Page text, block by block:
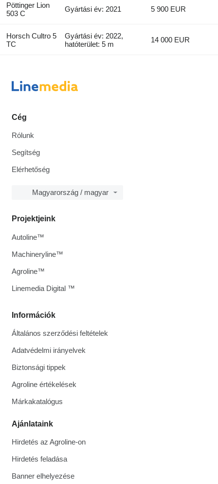
Pöttinger Lion
503 C
Gyártási év: 2021 5 900 EUR
Horsch Cultro 5
TC
Gyártási év: 2022,
hatóterület: 5 m
14 000 EUR
Cég
Rólunk
Segítség
Elérhetőség
Magyarország / magyar
Információk
Általános szerződési feltételek
Adatvédelmi irányelvek
Biztonsági tippek
Agroline értékelések
Márkakatalógus
Ajánlataink
Hirdetés az Agroline-on
Hirdetés feladása
Banner elhelyezése
Projektjeink
Autoline™
Machineryline™
Agroline™
Linemedia Digital ™